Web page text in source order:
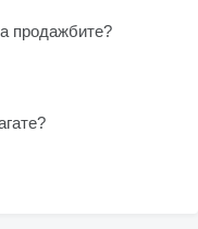
продажбите?